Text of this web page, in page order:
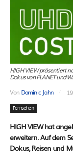
HIGH VIEW präsentiert
Dokus von PLANET und
Von Dominic Jahn
Fernsehen
HIGH VIEW hat
erweitern. Auf dem
Dokus, Reisen und